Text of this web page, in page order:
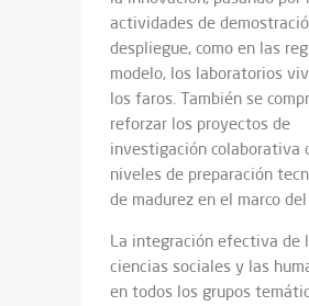
actividades de
despliegue, como en las
modelo, los laboratorios
los faros. También se
reforzar los proyectos de
investigación colaborativa
niveles de preparación
de madurez en el marco
La integración efectiva de
ciencias sociales y las
en todos los grupos